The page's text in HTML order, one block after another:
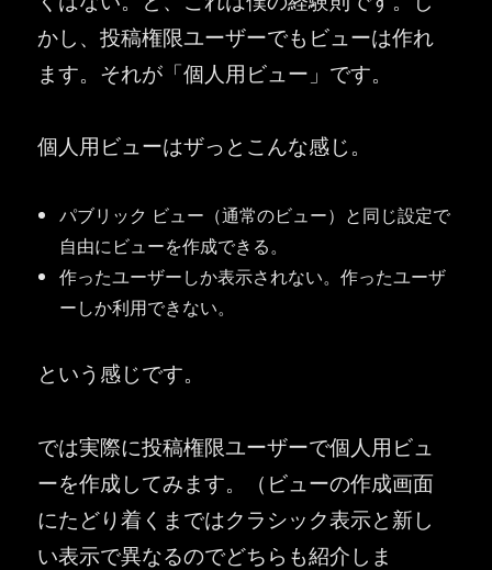
かし、投稿権限ユーザーでもビューは作れ
ます。それが「個人用ビュー」です。
個人用ビューはザっとこんな感じ。
パブリック ビュー（通常のビュー）と同じ設定で
自由にビューを作成できる。
作ったユーザーしか表示されない。作ったユーザ
ーしか利用できない。
という感じです。
では実際に投稿権限ユーザーで個人用ビュ
ーを作成してみます。（ビューの作成画面
にたどり着くまではクラシック表示と新し
い表示で異なるのでどちらも紹介しま